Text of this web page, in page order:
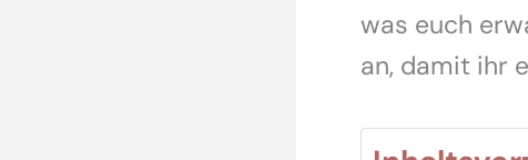
was euch
an, damit ihr